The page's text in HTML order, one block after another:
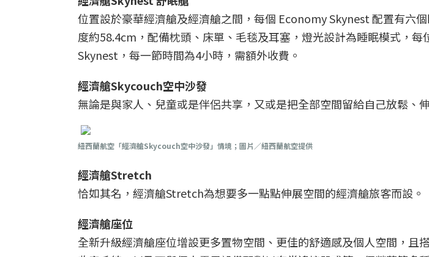
位置設於豪華經濟艙及經濟艙之間，每個 Economy Skynest 配置有六
度約58.4cm，配備枕頭、床單、毛毯及耳塞，燈光設計為睡眠模式，
Skynest，每一節時間為4小時，需額外收費。
經濟艙Skycouch空中沙發
無論是與家人、兒童或是伴侶共享，又或是把全部空間留給自己放鬆、
紐西蘭航空「經濟艙Skycouch空中沙發」情境；圖片／紐西蘭航空提供
經濟艙Stretch
恰如其名，經濟艙Stretch為想要多一點點伸展空間的經濟艙旅客而設。
經濟艙座位
全新升級經濟艙座位增設更多置物空間、更佳的舒適感及個人空間，且